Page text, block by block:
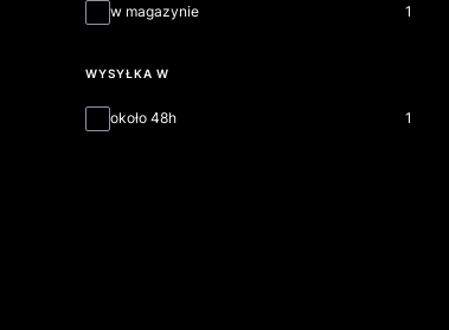
w magazynie 1
WYSYŁKA W
Wysyłka w
około 48h 1